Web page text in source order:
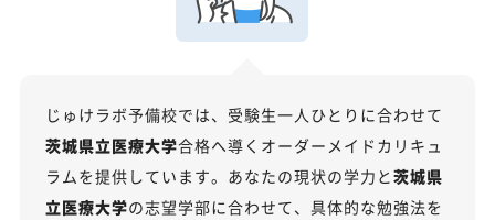
茨城県立医療大学受験専門のオンライン家庭教師
「いつでもクイック指導」もご用意
2026年度共通テストの総括：難関大志望者には厳しい戦
いに
科目別分析と最新トレンド
じゅけラボ予備校では、受験生一人ひとりに合わせて
茨城県立医療大学合格へ導くオーダーメイドカリキュ
ラムを提供しています。あなたの現状の学力と茨城県
立医療大学の志望学部に合わせて、具体的な勉強法を